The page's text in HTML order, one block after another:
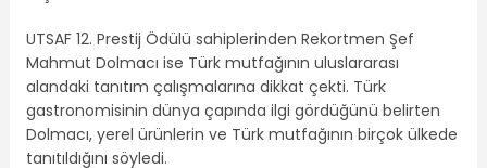
UTSAF 12. Prestij Ödülü sahiplerinden Rekortmen Şef
Mahmut Dolmacı ise Türk mutfağının uluslararası
alandaki tanıtım çalışmalarına dikkat çekti. Türk
gastronomisinin dünya çapında ilgi gördüğünü belirten
Dolmacı, yerel ürünlerin ve Türk mutfağının birçok ülkede
tanıtıldığını söyledi.